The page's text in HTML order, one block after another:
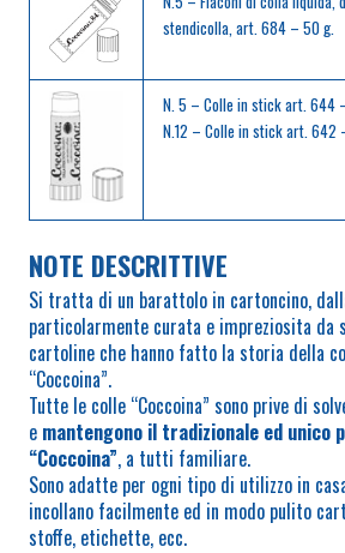
stendicolla, art. 684 – 50 g.
N. 5 – Colle in stick art. 644
N.12 – Colle in stick art. 642
NOTE DESCRITTIVE
Si tratta di un barattolo in cartoncino,
particolarmente curata e impreziosita da
cartoline che hanno fatto la storia della
“Coccoina”.
Tutte le colle “Coccoina” sono prive di
e mantengono il tradizionale ed unico
“Coccoina”, a tutti familiare.
Sono adatte per ogni tipo di utilizzo in
incollano facilmente ed in modo pulito
stoffe, etichette, ecc.